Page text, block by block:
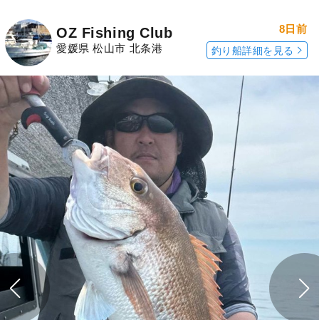
OZ Fishing Club
愛媛県 松山市 北条港
8日前
釣り船詳細を見る